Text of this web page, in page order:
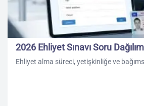
2026 Ehliyet Sınavı Soru
Ehliyet alma süreci, yetişkinliğe ve